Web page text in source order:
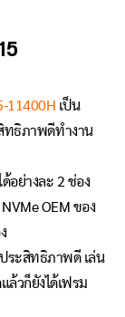
11400H เป็น
ทธิภาพดีทำงาน
อย่างละ 2 ช่อง
OEM ของ
ประสิทธิภาพดี เล่น
ล้วก็ยังได้เฟรม